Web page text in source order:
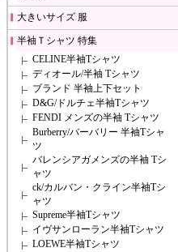
大きいサイズ 服
半袖Ｔシャツ 特集
CELINE半袖Tシャツ
ディオール/半袖 Tシャツ
ブランド 半袖上下セット
D&G/ドルチェ半袖Tシャツ
FENDI メンズの半袖 Tシャツ
Burberry/バーバリー 半袖Tシャ
ツ
バレンシアガメンズの半袖 Tシ
ャツ
ck/カルバン・クライン半袖Tシ
ャツ
Supreme半袖Tシャツ
イヴサンローラン半袖Tシャツ
LOEWE半袖Tシャツ